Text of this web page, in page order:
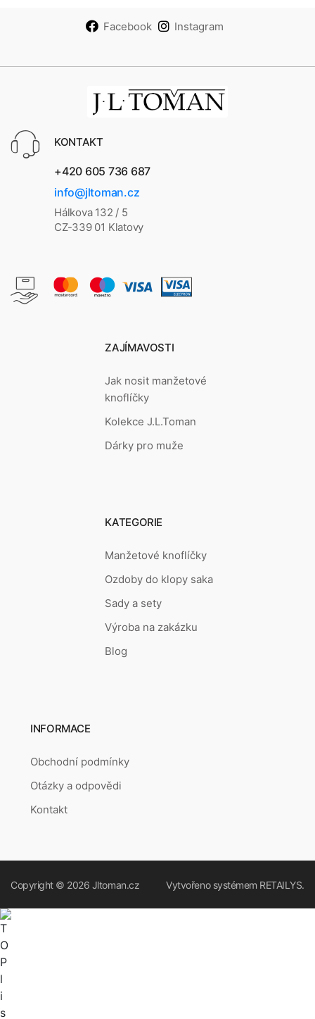
Facebook Instagram
KONTAKT
+420 605 736 687
info@jltoman.cz
Hálkova 132 / 5
CZ-339 01 Klatovy
ZAJÍMAVOSTI
Jak nosit manžetové
knoflíčky
Kolekce J.L.Toman
Dárky pro muže
KATEGORIE
Manžetové knoflíčky
Ozdoby do klopy saka
Sady a sety
Výroba na zakázku
Blog
INFORMACE
Obchodní podmínky
Otázky a odpovědi
Kontakt
Copyright © 2026 Jltoman.cz Vytvořeno systémem RETAILYS.